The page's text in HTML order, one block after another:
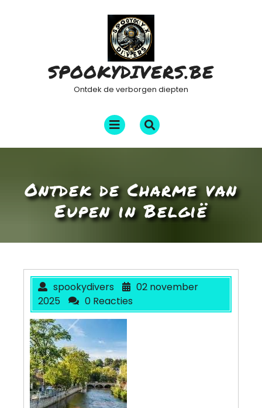
SPOOKYDIVERS.BE
Ontdek de verborgen diepten
Menu
openen
Ontdek de Charme van
Eupen in België
spookydivers
02 november
2025
0 Reacties